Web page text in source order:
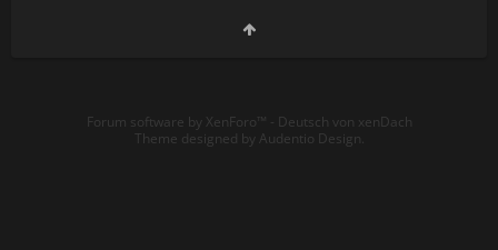
Forum software by XenForo™ - Deutsch von xenDach
Theme designed by Audentio Design.